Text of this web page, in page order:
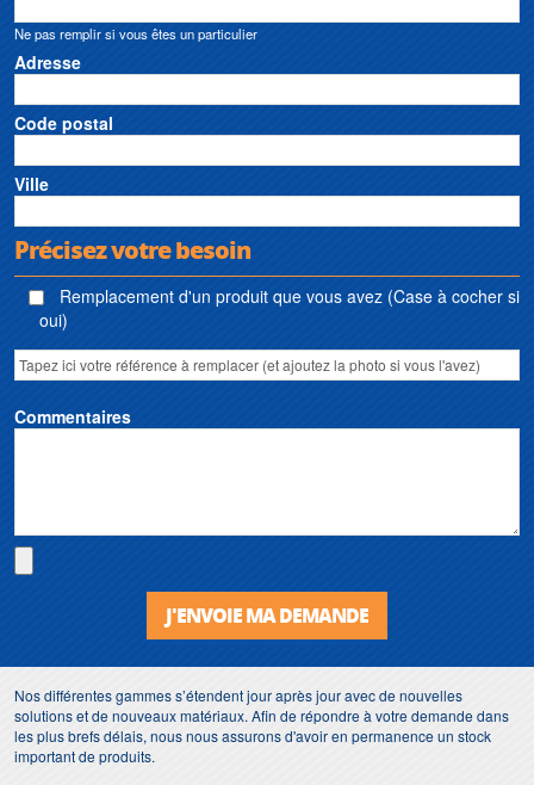
Ne pas remplir si vous êtes un particulier
Adresse
Code postal
Ville
Précisez votre besoin
Remplacement d'un produit que vous avez (Case à cocher si
oui)
Commentaires
J'ENVOIE MA DEMANDE
Nos différentes gammes s’étendent jour après jour avec de nouvelles
solutions et de nouveaux matériaux. Afin de répondre à votre demande dans
les plus brefs délais, nous nous assurons d'avoir en permanence un stock
important de produits.